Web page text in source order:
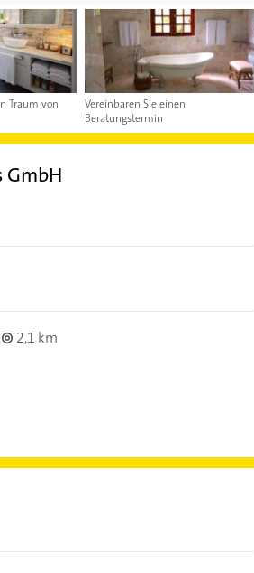
Traum von
Vereinbaren Sie einen
Beratungstermin
GmbH
2,1 km